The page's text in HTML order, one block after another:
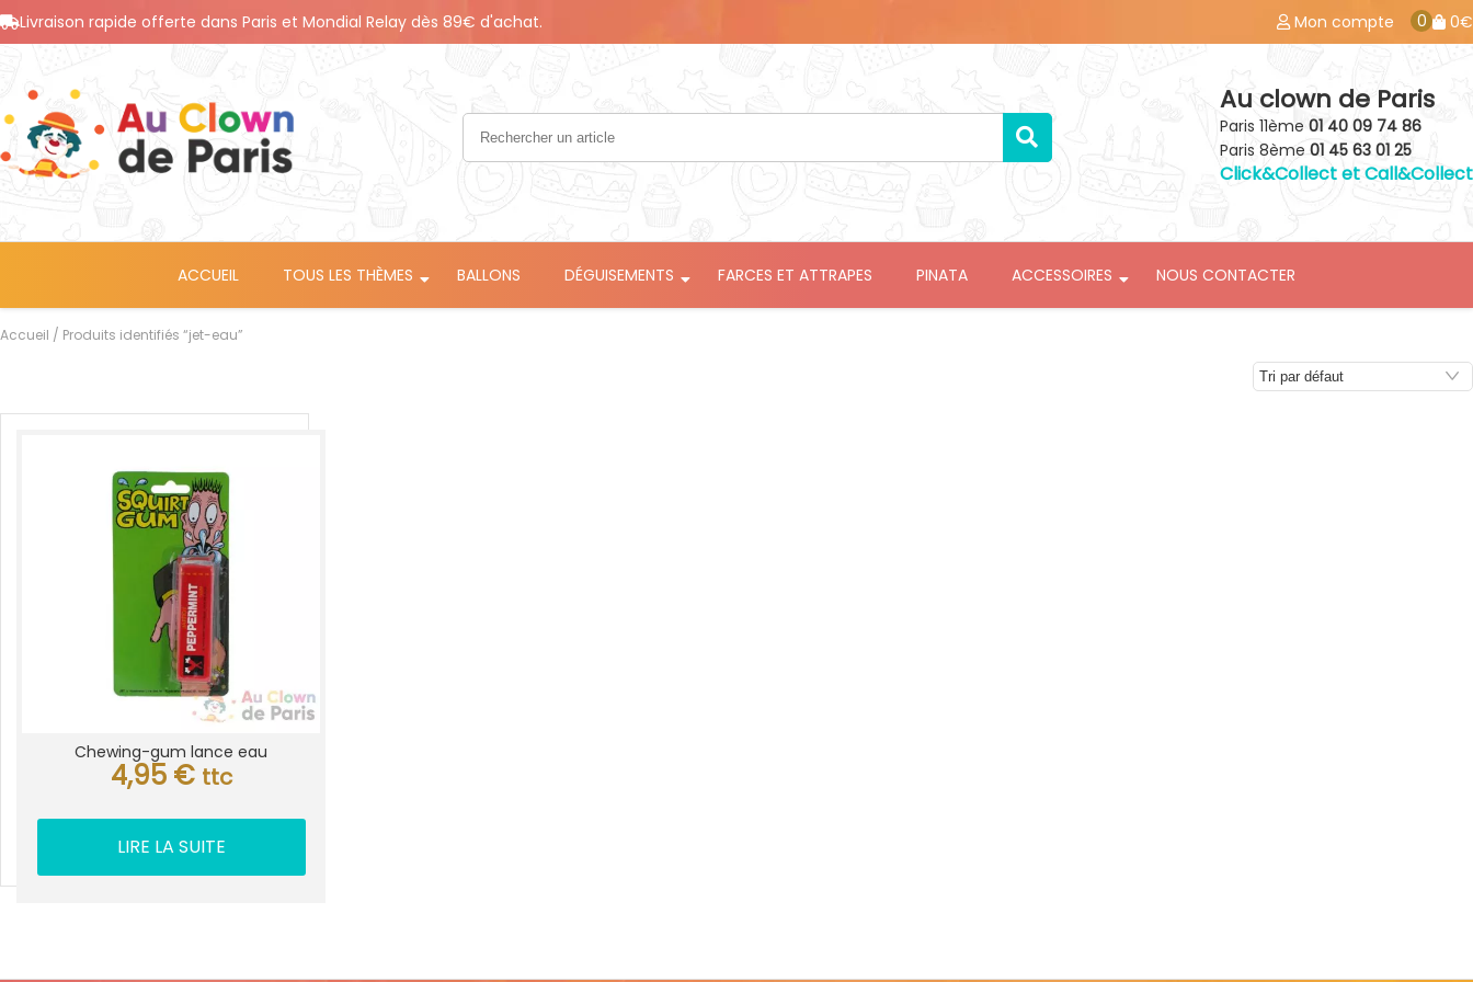
Livraison rapide offerte dans Paris et Mondial Relay dès 89€ d'achat. Mon compte 0 0€
Au clown de Paris
Paris 11ème 01 40 09 74 86
Paris 8ème 01 45 63 01 25
Click&Collect et Call&Collect
ACCUEIL TOUS LES THÈMES BALLONS DÉGUISEMENTS FARCES ET ATTRAPES PINATA ACCESSOIRES NOUS CONTACTER
Accueil / Produits identifiés “jet-eau”
Chewing-gum lance eau
4,95 € ttc
LIRE LA SUITE